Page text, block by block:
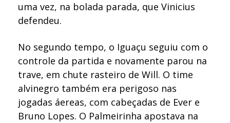
uma vez, na bolada parada, que Vinicius
defendeu.
No segundo tempo, o Iguaçu seguiu com o
controle da partida e novamente parou na
trave, em chute rasteiro de Will. O time
alvinegro também era perigoso nas
jogadas áereas, com cabeçadas de Ever e
Bruno Lopes. O Palmeirinha apostava na